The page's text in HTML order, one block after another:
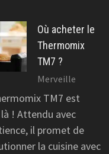
Où acheter le
Thermomix
TM7 ?
Merveille
TM7 est
! Attendu avec
il promet de
la cuisine avec